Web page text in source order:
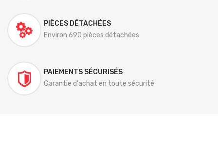
PIÈCES DÉTACHÉES
Environ 690 pièces détachées
PAIEMENTS SÉCURISÉS
Garantie d'achat en toute sécurité